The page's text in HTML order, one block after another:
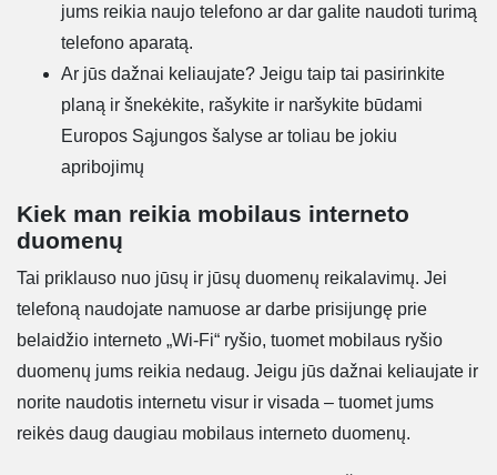
jums reikia naujo telefono ar dar galite naudoti turimą
telefono aparatą.
Ar jūs dažnai keliaujate? Jeigu taip tai pasirinkite
planą ir šnekėkite, rašykite ir naršykite būdami
Europos Sąjungos šalyse ar toliau be jokiu
apribojimų
Kiek man reikia mobilaus interneto
duomenų
Tai priklauso nuo jūsų ir jūsų duomenų reikalavimų. Jei
telefoną naudojate namuose ar darbe prisijungę prie
belaidžio interneto „Wi-Fi“ ryšio, tuomet mobilaus ryšio
duomenų jums reikia nedaug. Jeigu jūs dažnai keliaujate ir
norite naudotis internetu visur ir visada – tuomet jums
reikės daug daugiau mobilaus interneto duomenų.